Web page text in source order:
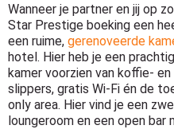
Wanneer je partner en jij op
Star Prestige boeking een
een ruime, gerenoveerde
hotel. Hier heb je een
kamer voorzien van koffie-
slippers, gratis Wi-Fi én de
only area. Hier vind je een
loungeroom en een open bar